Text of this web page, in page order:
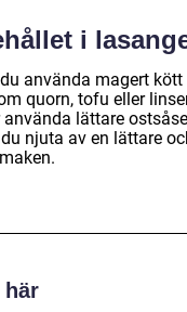
i
använda magert kött
quorn, tofu eller
lättare
njuta av en lättare
här